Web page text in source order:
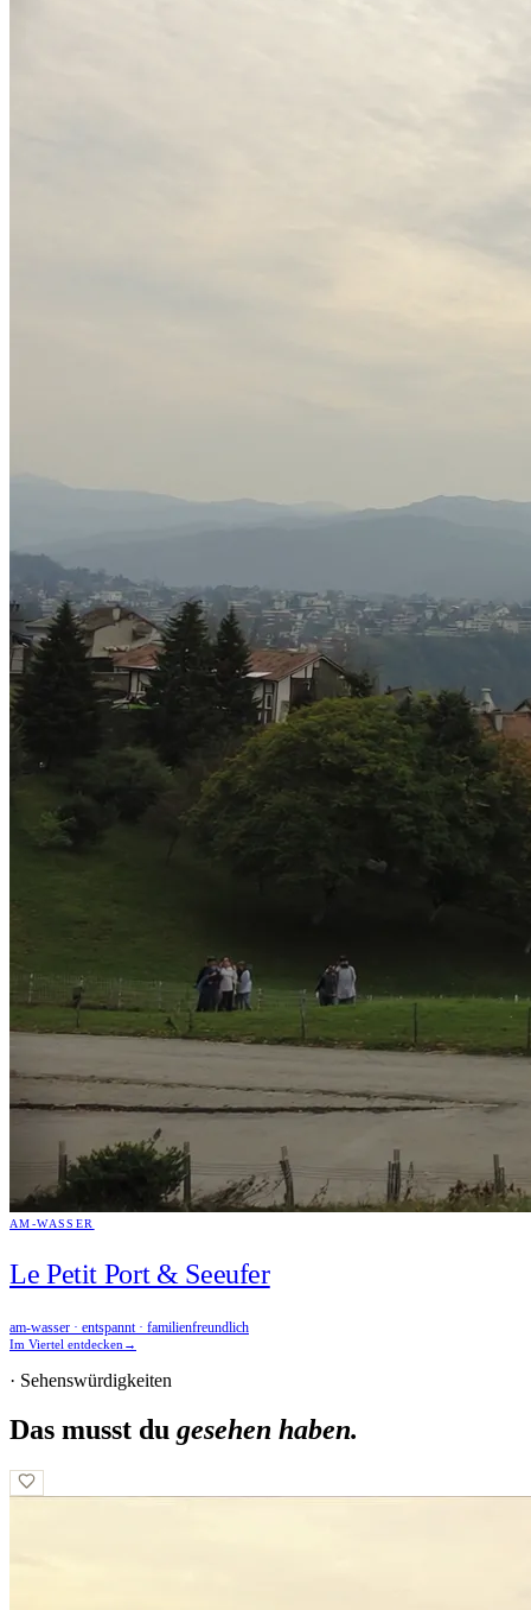
AM-WASSER
Le Petit Port & Seeufer
am-wasser · entspannt · familienfreundlich
Im Viertel entdecken →
· Sehenswürdigkeiten
Das musst du gesehen haben.